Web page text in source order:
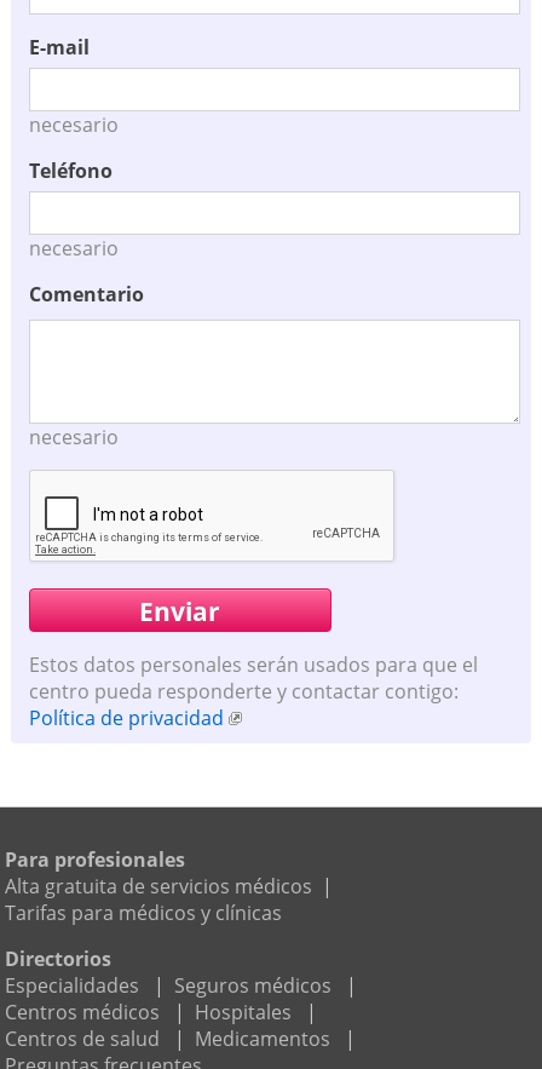
E-mail
necesario
Teléfono
necesario
Comentario
necesario
Estos datos personales serán usados para que el
centro pueda responderte y contactar contigo:
Política de privacidad
Para profesionales
Alta gratuita de servicios médicos |
Tarifas para médicos y clínicas
Directorios
Especialidades
| Seguros médicos
|
Centros médicos
| Hospitales
|
Centros de salud
| Medicamentos
|